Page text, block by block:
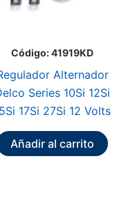
Código: 41919KD
Alternador
Series 10Si 12Si
17Si 27Si 12 Volts
Añadir al carrito